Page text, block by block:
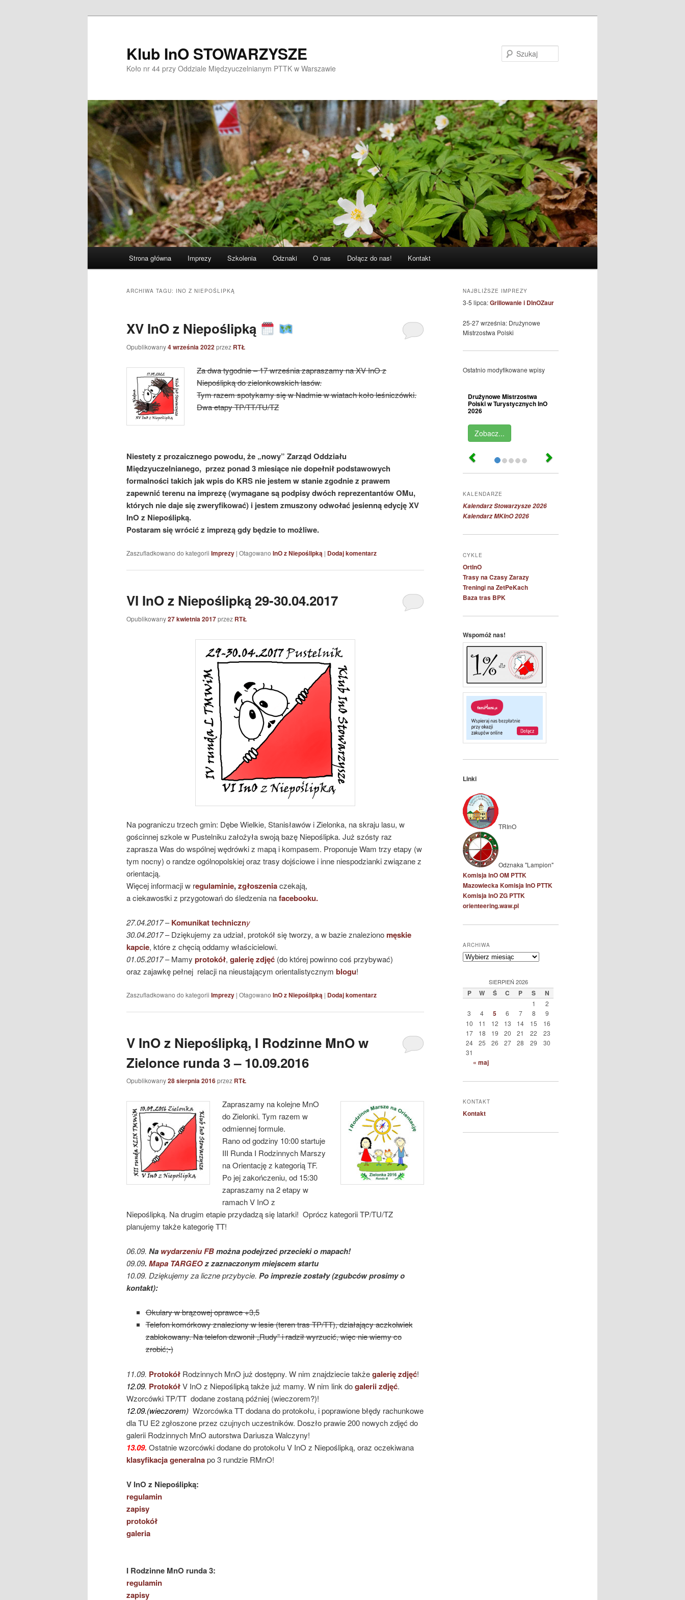
Klub InO STOWARZYSZE
Koło nr 44 przy Oddziale Międzyuczelnianym PTTK w Warszawie
Strona główna Imprezy Szkolenia Odznaki O nas Dołącz do nas! Kontakt
ARCHIWA TAGU: INO Z NIEPOŚLIPKĄ
XV InO z Niepoślipką
Opublikowany4 września 2022przez RTŁ
Za dwa tygodnie – 17 września zapraszamy na XV InO z
Niepoślipką do zielonkowskich lasów.
Tym razem spotykamy się w Nadmie w wiatach koło leśniczówki.
Dwa etapy TP/TT/TU/TZ
Niestety z prozaicznego powodu, że „nowy” Zarząd Oddziału
Międzyuczelnianego, przez ponad 3 miesiące nie dopełnił podstawowych
formalności takich jak wpis do KRS nie jestem w stanie zgodnie z prawem
zapewnić terenu na imprezę (wymagane są podpisy dwóch reprezentantów OMu,
których nie daje się zweryfikować) i jestem zmuszony odwołać jesienną edycję XV
InO z Niepoślipką.
Postaram się wrócić z imprezą gdy będzie to możliwe.
Zaszufladkowano do kategorii Imprezy | Otagowano InO z Niepoślipką | Dodaj komentarz
VI InO z Niepoślipką 29-30.04.2017
Opublikowany27 kwietnia 2017przez RTŁ
Na pograniczu trzech gmin: Dębe Wielkie, Stanisławów i Zielonka, na skraju lasu, w
gościnnej szkole w Pustelniku założyła swoją bazę Niepoślipka. Już szósty raz
zaprasza Was do wspólnej wędrówki z mapą i kompasem. Proponuje Wam trzy etapy (w
tym nocny) o randze ogólnopolskiej oraz trasy dojściowe i inne niespodzianki związane z
orientacją.
Więcej informacji w regulaminie,zgłoszeniaczekają,
a ciekawostki z przygotowań do śledzenia nafacebooku.
27.04.2017–Komunikat techniczny
30.04.2017– Dziękujemy za udział, protokół się tworzy, a w bazie znaleziono męskie
kapcie, które z chęcią oddamy właścicielowi.
01.05.2017– Mamy protokół, galerię zdjęć (do której powinno coś przybywać)
oraz zajawkę pełnej relacji na nieustającym orientalistycznym blogu!
Zaszufladkowano do kategorii Imprezy | Otagowano InO z Niepoślipką | Dodaj komentarz
V InO z Niepoślipką, I Rodzinne MnO w
Zielonce runda 3 – 10.09.2016
Opublikowany28 sierpnia 2016przez RTŁ
Zapraszamy na kolejne MnO
do Zielonki. Tym razem w
odmiennej formule.
Rano od godziny 10:00 startuje
III Runda I Rodzinnych Marszy
na Orientację z kategorią TF.
Po jej zakończeniu, od 15:30
zapraszamy na 2 etapy w
ramach V InO z
Niepoślipką. Na drugim etapie przydadzą się latarki! Oprócz kategorii TP/TU/TZ
planujemy także kategorię TT!
06.09. Na wydarzeniu FBmożna podejrzeć przecieki o mapach!
09.09. Mapa TARGEOz zaznaczonym miejscem startu
10.09. Dziękujemy za liczne przybycie. Po imprezie zostały (zgubców prosimy o
kontakt):
Okulary w brązowej oprawce +3,5
Telefon komórkowy znaleziony w lesie (teren tras TP/TT), działający aczkolwiek
zablokowany. Na telefon dzwonił „Rudy” i radził wyrzucić, więc nie wiemy co
zrobić;-)
11.09. Protokół Rodzinnych MnO już dostępny. W nim znajdziecie takżegalerię zdjęć!
12.09. ProtokółV InO z Niepoślipką także już mamy. W nim link dogalerii zdjęć.
Wzorcówki TP/TT dodane zostaną później (wieczorem?)!
12.09.(wieczorem) Wzorcówka TT dodana do protokołu, i poprawione błędy rachunkowe
dla TU E2 zgłoszone przez czujnych uczestników. Doszło prawie 200 nowych zdjęć do
galerii Rodzinnych MnO autorstwa Dariusza Walczyny!
13.09. Ostatnie wzorcówki dodane do protokołu V InO z Niepoślipką, oraz oczekiwana
klasyfikacja generalnapo 3 rundzie RMnO!
V InO z Niepoślipką:
regulamin
zapisy
protokół
galeria
I Rodzinne MnO runda 3:
regulamin
zapisy
NAJBLIŻSZE IMPREZY
3-5 lipca:Grillowanie i DInOZaur
25-27 września: Drużynowe
Mistrzostwa Polski
Ostatnio modyfikowane wpisy
Drużynowe Mistrzostwa
Polski w Turystycznych InO
2026
Zobacz...
KALENDARZE
Kalendarz Stowarzysze 2026
Kalendarz MKInO 2026
CYKLE
OrtInO
Trasy na Czasy Zarazy
Treningi na ZetPeKach
Baza tras BPK
Wspomóż nas!
Linki
TRInO
Odznaka "Lampion"
Komisja InO OM PTTK
Mazowiecka Komisja InO PTTK
Komisja InO ZG PTTK
orienteering.waw.pl
ARCHIWA
Archiwa
SIERPIEŃ 2026
P W Ś C P S N
1
2
3
4 5 6 7 8
9
10
11 12 13 14 15
16
17
18 19 20 21 22
23
24
25 26 27 28 29
30
31
« maj
KONTAKT
Kontakt